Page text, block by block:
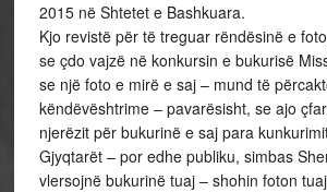
2015 në Shtetet e Bashkuara.
Kjo revistë për të treguar rëndësinë e
se çdo vajzë në konkursin e bukurisë
se një foto e mirë e saj – mund të
këndëvështrime – pavarësisht, se ajo
njerëzit për bukurinë e saj para
Gjyqtarët – por edhe publiku, simbas
vlersojnë bukurinë tuaj – shohin foton